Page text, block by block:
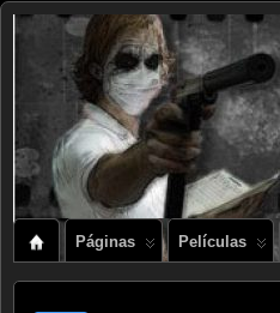
Páginas Películas